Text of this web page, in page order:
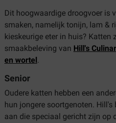
Dit hoogwaardige droogvoer is
smaken, namelijk tonijn, lam &
kieskeurige eter in huis? Katten
smaakbeleving van Hill's
en wortel .
Senior
Oudere katten hebben een
hun jongere soortgenoten.
aan die speciaal gericht zijn op